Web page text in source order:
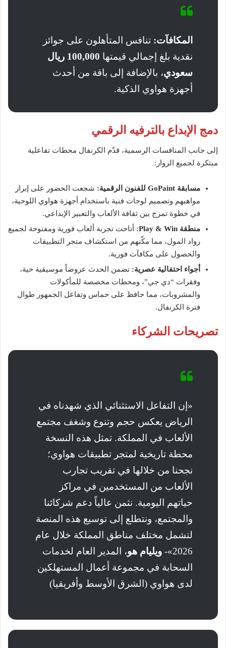
المكافآت: تنافس المتأهلون على جوائز
نقدية بلغ إجمالي قيمتها
100,000 ريال
سعودي، بالإضافة إلى باقة من أحدث
أجهزة هواوي الذكية.
دمج الإبداع بالترفيه الرقمي
إلى جانب المنافسات الرسمية، قدّم الكرنفال محطات تفاعلية
مبتكرة لجميع الزوار:
مسابقة GoPaint للفنون الرقمية:
شجعت الحضور على إبراز
مواهبهم وتصميم لوحات فنية باستخدام أجهزة هواوي اللوحية،
في خطوة تمزج بين ثقافة الألعاب والتعبير الإبداعي.
منطقة Play & Win:
أتاحت تجربة ألعاب فورية ومفتوحة لجميع
رواد المول، مما مكّنهم من استكشاف متجر التطبيقات
والحصول على مكافآت فورية.
أجواء احتفالية عصرية: تضمن الحدث عروضاً موسيقية حية،
وفقرات “دي جي”، ومحطات مخصصة للمأكولات
والمشروبات، مما حافظ على حماس وتفاعل الجمهور طوال
فترة الكرنفال.
تصريحات الشركاء
«إن التفاعل الاستثنائي الذي شهدناه في
الرياض يعكس حجم وتنوع وشغف مجتمع
الألعاب في المملكة. تمثل هذه النسخة
محطة تاريخية لمتجر تطبيقات هواوي؛
نجحنا من خلالها في تقريب تجارب
الألعاب من المستخدمين في مراكز
حياتهم اليومية. نثمن عالياً دعم شركائنا
والمجتمع، ونتطلع إلى توسيع هذه المنصة
لتشمل مختلف مناطق المملكة خلال عام
2026»-
ويليام هو، المدير العام لخدمات
السحابة في مجموعة أعمال المستهلكين
لدى هواوي (الشرق الأوسط وأفريقيا)